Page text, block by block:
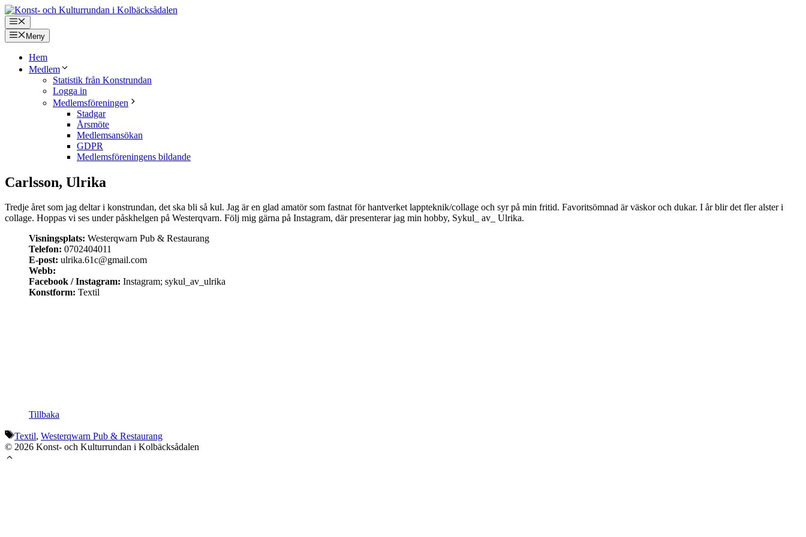
Hoppa
till
innehåll
Meny
Meny
Hem
Medlem
Statistik från Konstrundan
Logga in
Medlemsföreningen
Stadgar
Årsmöte
Medlemsansökan
GDPR
Medlemsföreningens bildande
Carlsson, Ulrika
Tredje året som jag deltar i konstrundan, det ska bli så kul. Jag är en glad amatör som fastnat för hantverket lappteknik/collage och syr på min fritid. Favoritsömnad är väskor och dukar. I år blir det fler alster i
collage. Hoppas vi ses under påskhelgen på Westerqvarn. Följ mig gärna på Instagram, där presenterar jag min hobby, Sykul_ av_ Ulrika.
Visningsplats: Westerqwarn Pub & Restaurang
Telefon: 0702404011
E-post: ulrika.61c@gmail.com
Webb:
Facebook / Instagram: Instagram; sykul_av_ulrika
Konstform: Textil
Tillbaka
Etiketter
Textil, Westerqwarn Pub & Restaurang
© 2026 Konst- och Kulturrundan i Kolbäcksådalen